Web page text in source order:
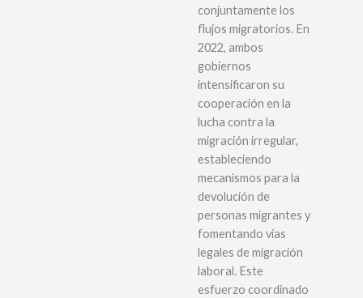
conjuntamente los
flujos migratorios. En
2022, ambos
gobiernos
intensificaron su
cooperación en la
lucha contra la
migración irregular,
estableciendo
mecanismos para la
devolución de
personas migrantes y
fomentando vías
legales de migración
laboral. Este
esfuerzo coordinado